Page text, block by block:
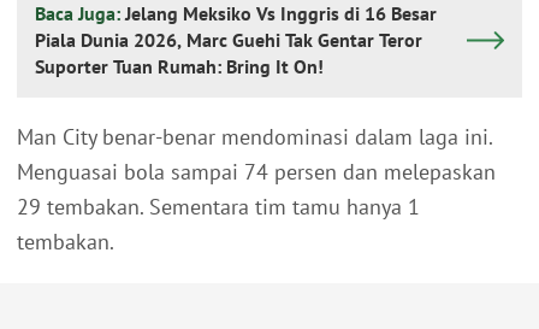
Baca Juga:Jelang Meksiko Vs Inggris di 16 Besar
Piala Dunia 2026, Marc Guehi Tak Gentar Teror
Suporter Tuan Rumah: Bring It On!
Man City benar-benar mendominasi dalam laga ini.
Menguasai bola sampai 74 persen dan melepaskan
29 tembakan. Sementara tim tamu hanya 1
tembakan.